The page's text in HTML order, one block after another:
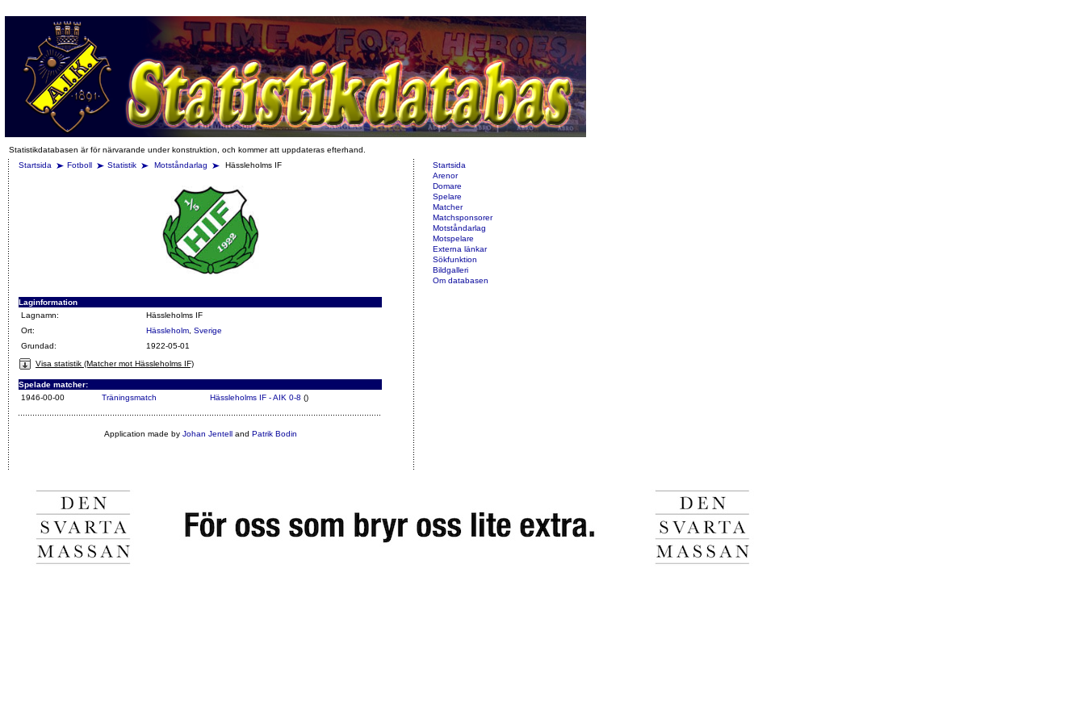
Statistikdatabasen är för närvarande under konstruktion, och kommer att uppdateras efterhand.
Startsida
Fotboll Statistik Motståndarlag Hässleholms IF
Laginformation
Lagnamn:
Hässleholms IF
Ort:
Hässleholm Sverige
Grundad:
1922-05-01
Visa statistik (Matcher mot Hässleholms IF)
Spelade matcher:
1946-00-00
Träningsmatch Hässleholms IF - AIK 0-8 ()
Application made by Johan Jentelland Patrik Bodin
Startsida
Arenor
Domare
Spelare
Matcher
Matchsponsorer
Motståndarlag
Motspelare
Externa länkar
Sökfunktion
Bildgalleri
Om databasen